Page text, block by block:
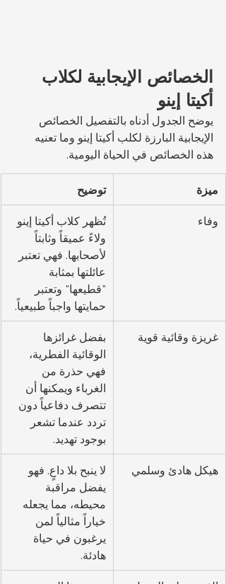
الخصائص الإيجابية لكلاب
أكيتا إينو
يوضح الجدول أدناه بالتفصيل الخصائص
الإيجابية البارزة لكلب أكيتا إينو وما تعنيه
هذه الخصائص في الحياة اليومية.
ميزة توضيح
وفاء
تُظهر كلاب أكيتا إينو
ولاءً عميقاً وثابتاً
لأصحابها. فهي تعتبر
عائلتها بمثابة
"قطيعها" وتعتبر
حمايتها واجباً طبيعياً.
غريزة وقائية قوية
بفضل غرائزها
الوقائية الفطرية،
فهي حذرة من
الغرباء ويمكنها أن
تتصرف دفاعياً دون
تردد عندما تشعر
بوجود تهديد.
هيكل هادئ وسلمي
لا ينبح بلا داعٍ. فهو
يفضل مراقبة
محيطه، مما يجعله
خياراً مثالياً لمن
يرغبون في حياة
هادئة.